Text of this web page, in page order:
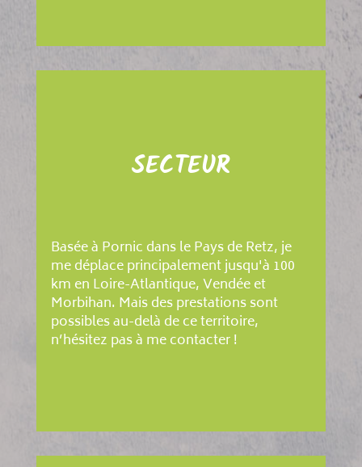
SECTEUR
Basée à Pornic dans le Pays de Retz, je
me déplace principalement jusqu'à 100
km en Loire-Atlantique, Vendée et
Morbihan. Mais des prestations sont
possibles au-delà de ce territoire,
n’hésitez pas à me contacter !